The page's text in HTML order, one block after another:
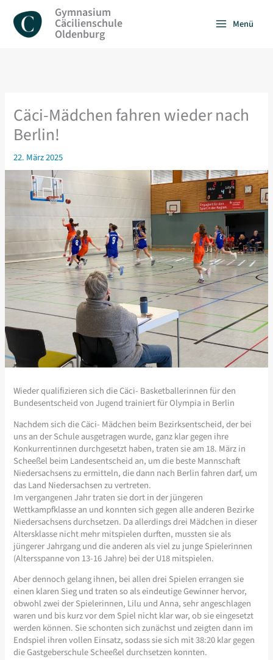
Inhalt
springen
Gymnasium
Cäcilienschule
Oldenburg
Menü
Cäci-Mädchen fahren wieder nach
Berlin!
22. März 2025
Wieder qualifizieren sich die Cäci- Basketballerinnen für den
Bundesentscheid von Jugend trainiert für Olympia in Berlin
Nachdem sich die Cäci- Mädchen beim Bezirksentscheid, der bei
uns an der Schule ausgetragen wurde, ganz klar gegen ihre
Konkurrentinnen durchgesetzt haben, traten sie am 18. März in
Scheeßel beim Landesentscheid an, um die beste Mannschaft
Niedersachsens zu ermitteln, die dann nach Berlin fahren darf, um
das Land Niedersachsen zu vertreten.
Im vergangenen Jahr traten sie dort in der jüngeren
Wettkampfklasse an und konnten sich gegen alle anderen Bezirke
Niedersachsens durchsetzen. Da allerdings drei Mädchen in dieser
Altersklasse nicht mehr mitspielen durften, mussten sie als
jüngerer Jahrgang und die anderen als viel zu junge Spielerinnen
(Altersspanne von 13-16 Jahre) bei der U18 mitspielen.
Aber dennoch gelang ihnen, bei allen drei Spielen errangen sie
einen klaren Sieg und traten so als eindeutige Gewinner hervor,
obwohl zwei der Spielerinnen, Lilu und Anna, sehr angeschlagen
waren und bis kurz vor dem Spiel nicht klar war, ob sie eingesetzt
werden können. Sie schonten sich zunächst und zeigten dann im
Endspiel ihren vollen Einsatz, sodass sie sich mit 38:20 klar gegen
die Gastgeberschule Scheeßel durchsetzen konnten.